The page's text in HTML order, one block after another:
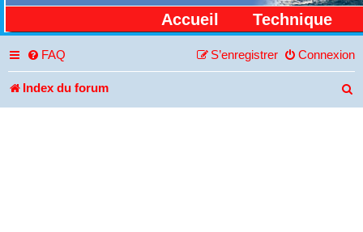
Accueil Technique
FAQ Connexion
S’enregistrer
Index du forum